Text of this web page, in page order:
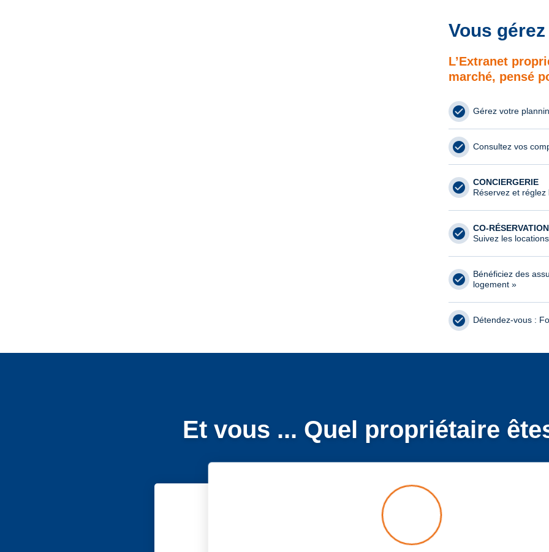
Vous
L’Extranet
marché, pensé
Gérez votre
Consultez vos
CONCIERGERIE
Réservez et
CO-
Suivez les
Bénéficiez des
logement »
Détendez-vous :
Et vous ... Quel propriétaire